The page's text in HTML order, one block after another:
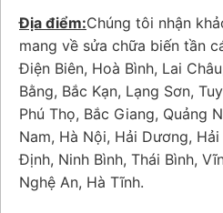
Địa điểm:Chúng tôi nhận
mang về sửa chữa biến tần
Điện Biên, Hoà Bình, Lai
Bằng, Bắc Kạn, Lạng Sơn,
Phú Thọ, Bắc Giang, Quảng
Nam, Hà Nội, Hải Dương,
Định, Ninh Bình, Thái Bình,
Nghệ An, Hà Tĩnh.